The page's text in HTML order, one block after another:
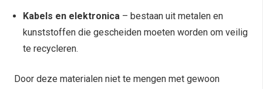
Kabels en elektronica – bestaan uit metalen en
kunststoffen die gescheiden moeten worden om veilig
te recycleren.
Door deze materialen niet te mengen met gewoon